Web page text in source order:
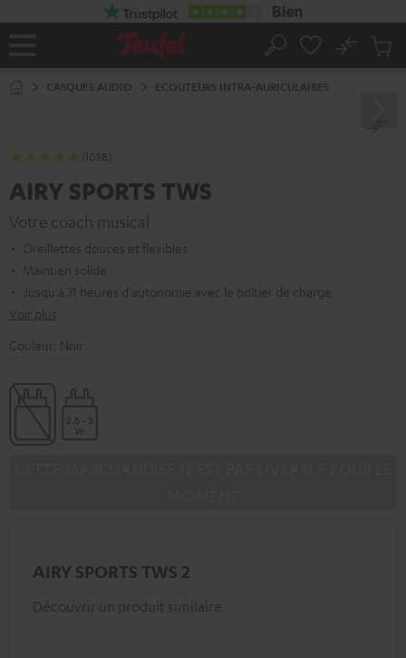
Page
Rechercher
No
CASQUES AUDIO ECOUTEURS INTRA-AURICULAIRES
(1058)
AIRY SPORTS TWS
Votre coach musical
Oreillettes douces et flexibles
Maintien solide
Jusqu'à 31 heures d'autonomie avec le boîtier de charge
Voir plus
Couleur: Noir
AIRY SPORTS TWS 2
Découvrir un produit similaire